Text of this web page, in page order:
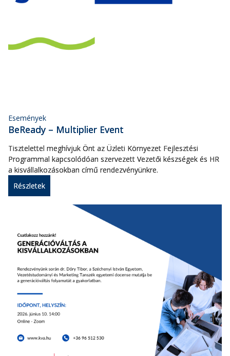
Események
BeReady – Multiplier Event
Tisztelettel meghívjuk Önt az Üzleti Környezet Fejlesztési
Programmal kapcsolódóan szervezett Vezetői készségek és HR
a kisvállalkozásokban című rendezvényünkre.
Részletek